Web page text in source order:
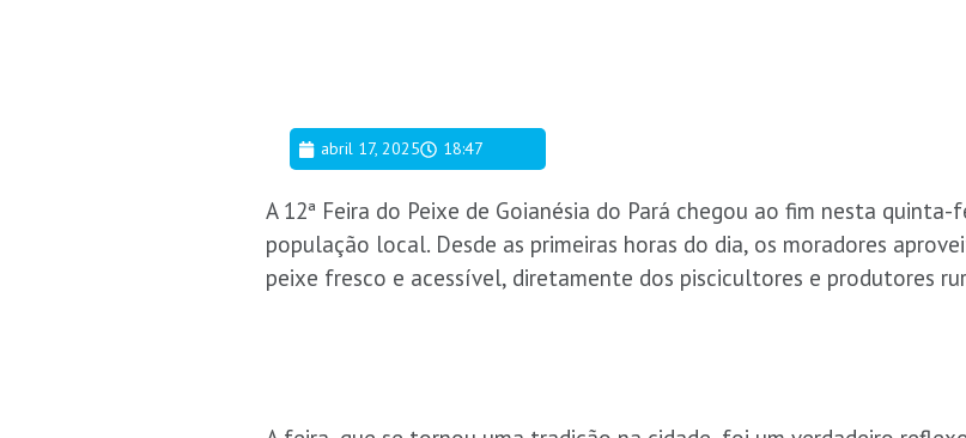
abril 17, 2025 18:47
A 12ª Feira do Peixe de Goianésia do Pará chegou ao fim nesta
população local. Desde as primeiras horas do dia, os moradores
peixe fresco e acessível, diretamente dos piscicultores e produtores